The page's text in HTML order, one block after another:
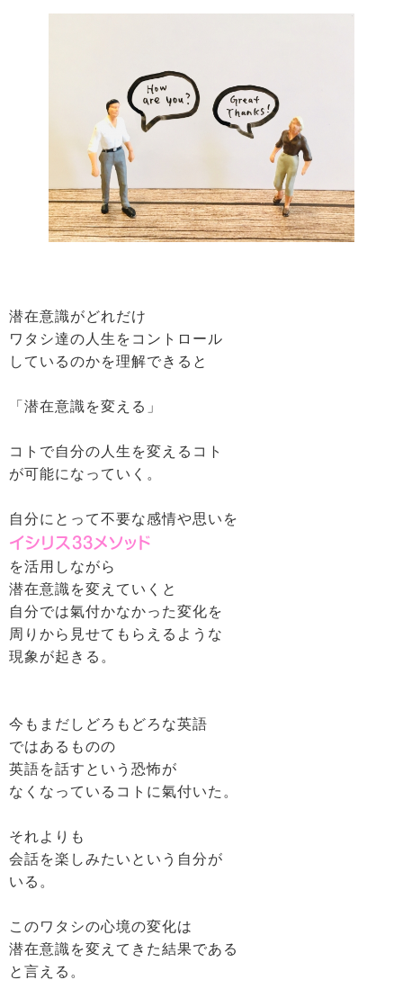
潜在意識がどれだけ
ワタシ達の人生をコントロール
しているのかを理解できると
「潜在意識を変える」
コトで自分の人生を変えるコト
が可能になっていく。
自分にとって不要な感情や思いを
イシリス33メソッド
を活用しながら
潜在意識を変えていくと
自分では氣付かなかった変化を
周りから見せてもらえるような
現象が起きる。
今もまだしどろもどろな英語
ではあるものの
英語を話すという恐怖が
なくなっているコトに氣付いた。
それよりも
会話を楽しみたいという自分が
いる。
このワタシの心境の変化は
潜在意識を変えてきた結果である
と言える。